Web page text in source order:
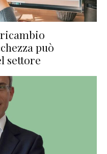
può
settore